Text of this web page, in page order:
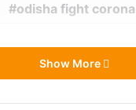
odisha fight corona
Show More